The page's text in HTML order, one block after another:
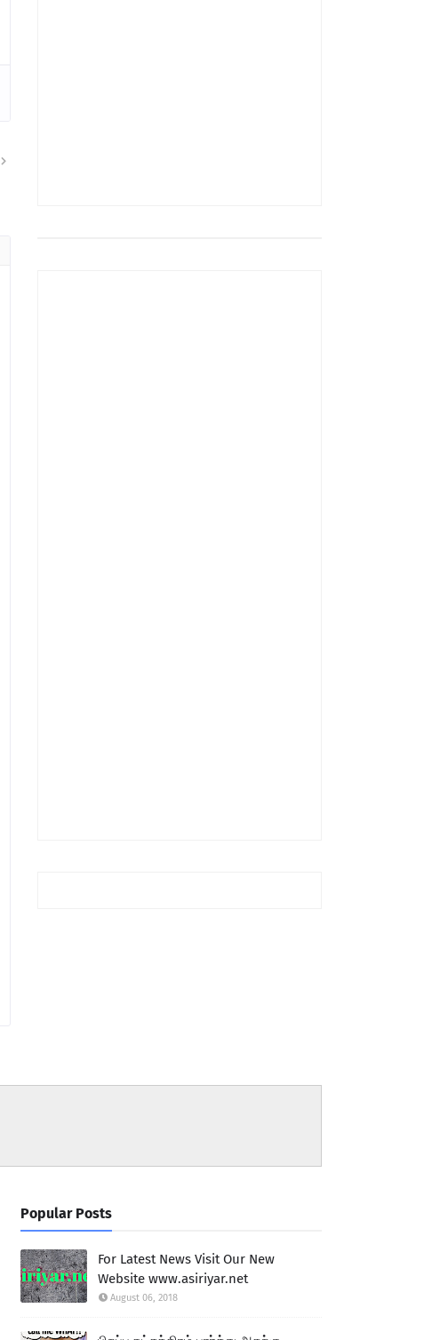
Popular Posts
For Latest News Visit Our New
Website www.asiriyar.net
August 06, 2018